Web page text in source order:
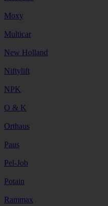
Moxy
Multicar
New Holland
Niftylift
NPK
O & K
Orthaus
Paus
Pel-Job
Potain
Rammax